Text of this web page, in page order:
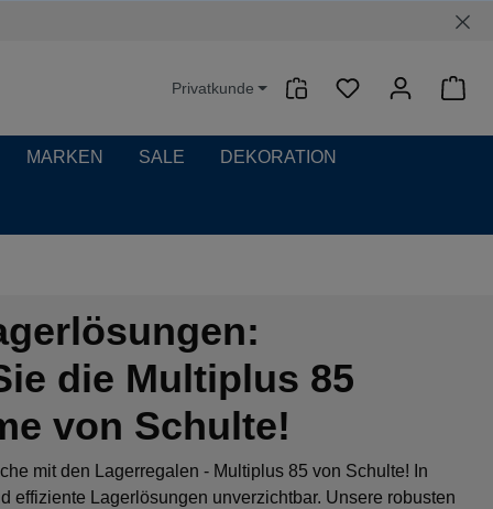
Privatkunde
MARKEN SALE DEKORATION
die Multiplus 85
von Schulte!
mit den Lagerregalen - Multiplus 85 von Schulte! In
effiziente Lagerlösungen unverzichtbar. Unsere robusten